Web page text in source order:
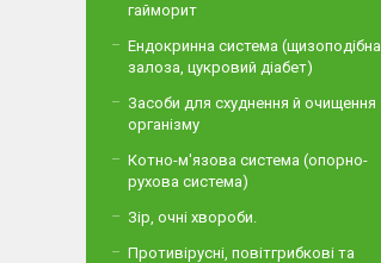
гайморит
Ендокринна система (щизоподібна
залоза, цукровий діабет)
Засоби для схуднення й очищення
організму
Котно-м'язова система (опорно-
рухова система)
Зір, очні хвороби.
Противірусні, повітгрибкові та